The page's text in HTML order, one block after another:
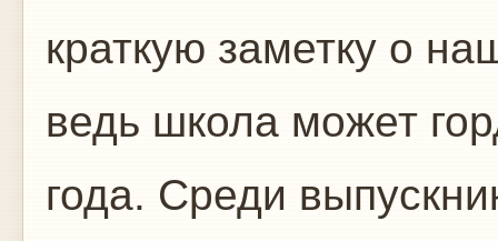
краткую заметку о
ведь школа может
года. Среди